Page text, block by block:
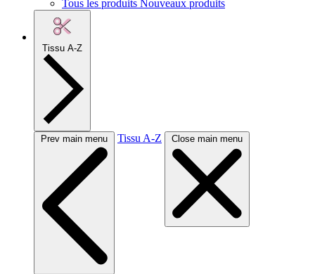
Tous les produits Nouveaux produits
Tissu A-Z
Prev main menu Tissu A-Z Close main menu